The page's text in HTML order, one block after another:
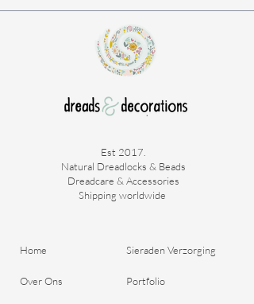
L : Voor dreadlocks tot over je schouders/
halverwege de rug .
XL : Voor de grootste bossen dreadlocks.
Est 2017.
Natural Dreadlocks & Beads
Dreadcare & Accessories
Shipping worldwide ​
Home
Over Ons
Sieraden Verzorging
Portfolio